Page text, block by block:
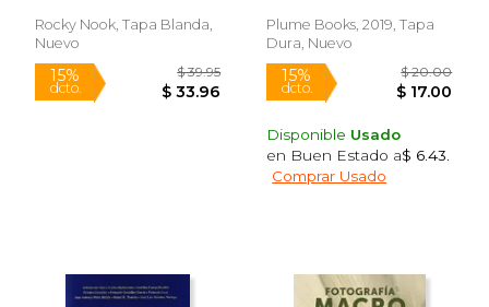
Rocky Nook, Tapa Blanda,
Nuevo
Plume Books, 2019, Tapa
Dura, Nuevo
Disponible Usado
en Buen Estado a$ 6.43
Comprar Usado